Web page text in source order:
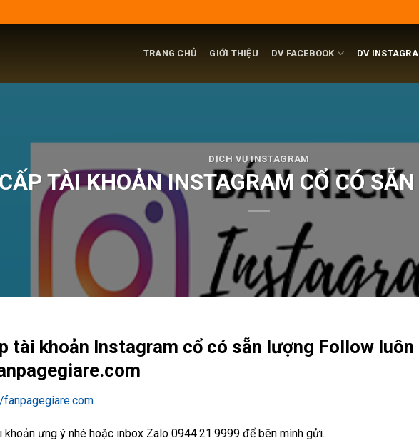
TRANG CHỦ GIỚI THIỆU DV FACEBOOK DV
DỊCH VỤ INSTAGRAM
TÀI KHOẢN INSTAGRAM CỔ CÓ
tài khoản Instagram cổ có sẵn lượng Follow luôn
ưng ý nhé hoặc inbox Zalo 0944.21.9999 để bên mình gửi.